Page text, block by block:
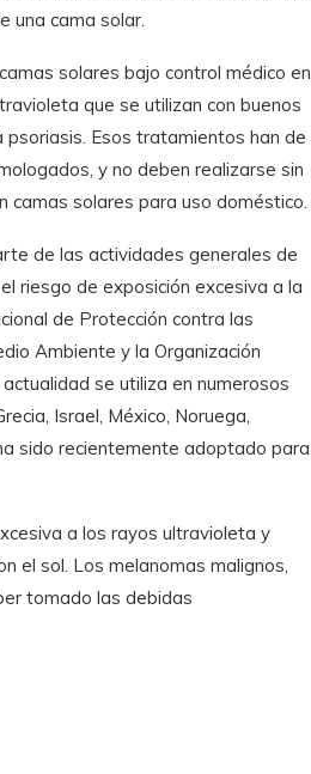
una cama solar.
solares bajo control médico en
que se utilizan con buenos
Esos tratamientos han de
y no deben realizarse sin
camas solares para uso doméstico.
de las actividades generales de
riesgo de exposición excesiva a la
de Protección contra las
Ambiente y la Organización
se utiliza en numerosos
Israel, México, Noruega,
sido recientemente adoptado para
a los rayos ultravioleta y
el sol. Los melanomas malignos,
tomado las debidas